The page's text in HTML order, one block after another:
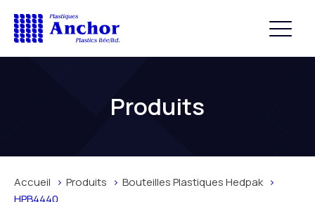
Produits
Accueil Produits
Bouteilles Plastiques Hedpak
HPB4440